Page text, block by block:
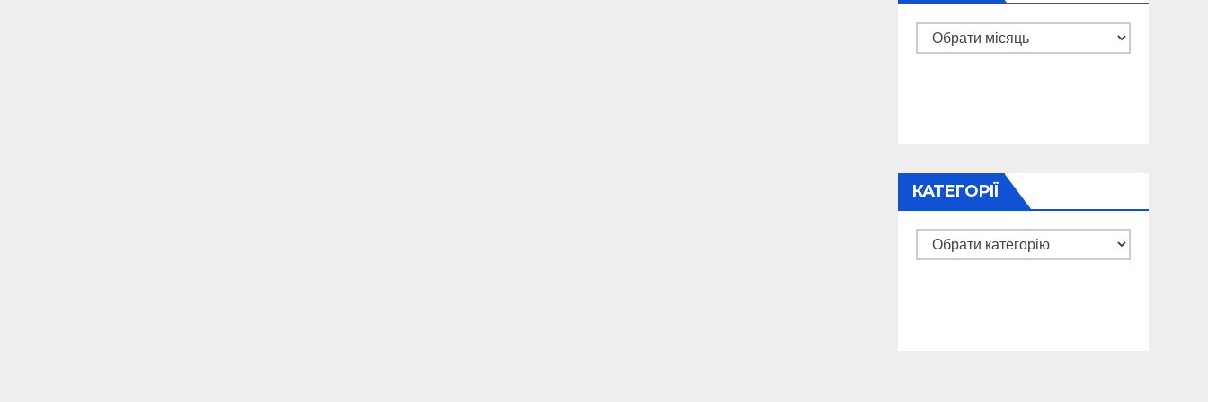
Архіви
КАТЕГОРІЇ
Категорії